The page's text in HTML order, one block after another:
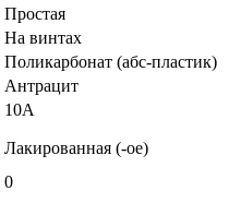
Простая
На винтах
Поликарбонат (абс-пластик)
Антрацит
10А
Лакированная (-ое)
0